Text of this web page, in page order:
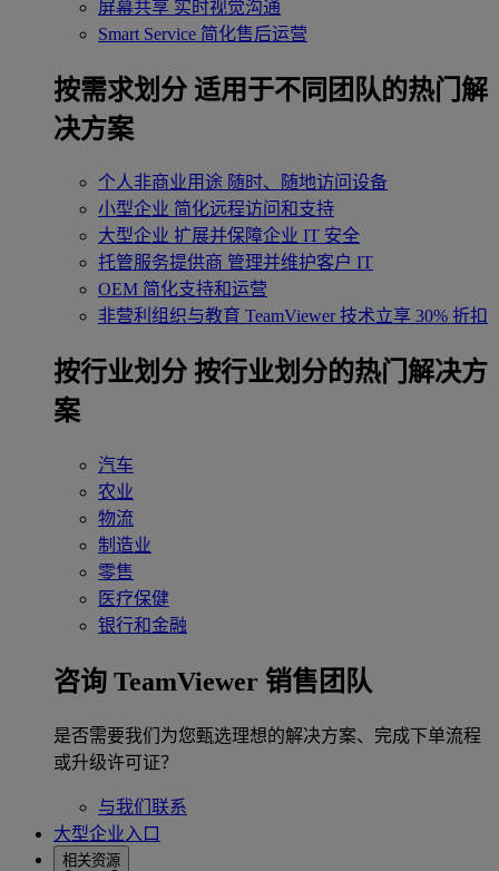
屏幕共享 实时视觉沟通
Smart Service 简化售后运营
按需求划分 适用于不同团队的热门解
决方案
个人非商业用途 随时、随地访问设备
小型企业 简化远程访问和支持
大型企业 扩展并保障企业 IT 安全
托管服务提供商 管理并维护客户 IT
OEM 简化支持和运营
非营利组织与教育 TeamViewer 技术立享 30% 折扣
‌按行业划分 按行业划分的热门解决方
案
汽车
农业
物流
制造业
零售
医疗保健
银行和金融
咨询 TeamViewer 销售团队
是否需要我们为您甄选理想的解决方案、完成下单流程
或升级许可证？
与我们联系
大型企业入口
相关资源